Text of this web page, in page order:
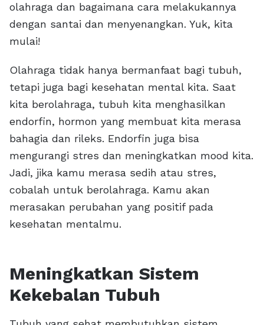
olahraga dan bagaimana cara melakukannya
dengan santai dan menyenangkan. Yuk, kita
mulai!
Olahraga tidak hanya bermanfaat bagi tubuh,
tetapi juga bagi kesehatan mental kita. Saat
kita berolahraga, tubuh kita menghasilkan
endorfin, hormon yang membuat kita merasa
bahagia dan rileks. Endorfin juga bisa
mengurangi stres dan meningkatkan mood kita.
Jadi, jika kamu merasa sedih atau stres,
cobalah untuk berolahraga. Kamu akan
merasakan perubahan yang positif pada
kesehatan mentalmu.
Meningkatkan Sistem
Kekebalan Tubuh